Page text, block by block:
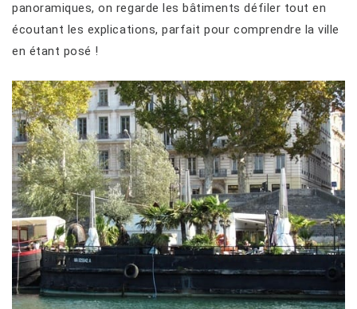
panoramiques, on regarde les bâtiments défiler tout en
écoutant les explications, parfait pour comprendre la ville
en étant posé !